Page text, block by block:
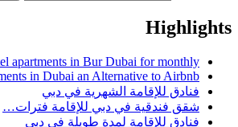
Highlights
apartments in Bur Dubai for monthly…
in Dubai an Alternative to Airbnb
فنادق للإقامة الشهرية في دبي
شقق فندقية في دبي للإقامة فترات…
فنادق للإقامة لمدة طويلة في دبي